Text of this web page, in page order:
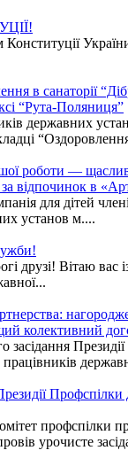
Конституції
в санаторії
“Рута-Поляниця”
державних
роботи —
відпочинок в
для дітей
установ м....
друзі! Вітаю вас
колективний
засідання Президії
профспілки
урочисте